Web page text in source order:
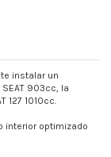
instalar un
903cc, la
1010cc.
interior optimizado